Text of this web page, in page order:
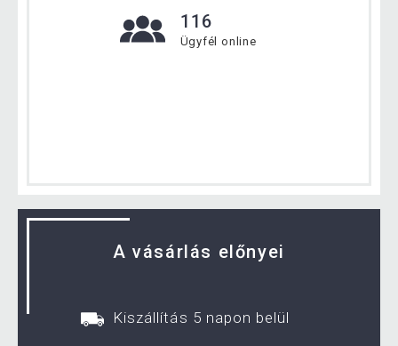
116
Ügyfél online
A vásárlás előnyei
Kiszállítás 5 napon belül